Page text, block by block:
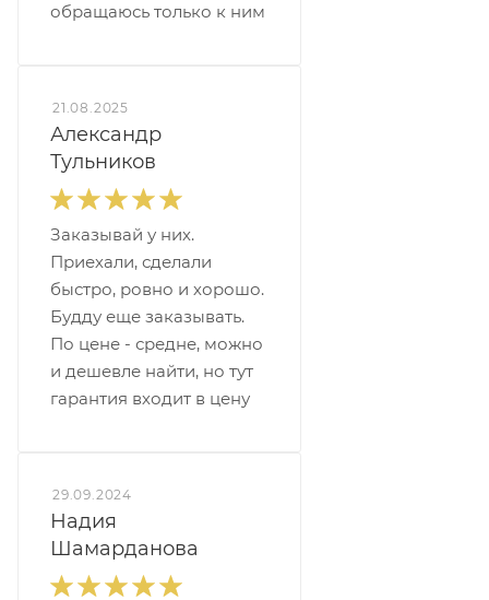
обращаюсь только к ним
21.08.2025
Александр
Тульников
Заказывай у них.
Приехали, сделали
быстро, ровно и хорошо.
Будду еще заказывать.
По цене - средне, можно
и дешевле найти, но тут
гарантия входит в цену
29.09.2024
Надия
Шамарданова